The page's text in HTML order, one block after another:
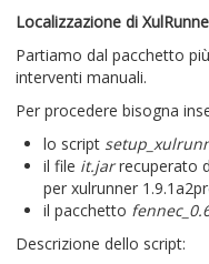
Localizzazione di
Partiamo dal pacchetto
interventi manuali.
Per procedere bisogna
lo script
il file it.jarrecuperato
per xulrunner
il pacchetto
Descrizione dello script: